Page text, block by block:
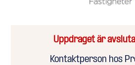
Uppdraget är
Kontaktperson hos